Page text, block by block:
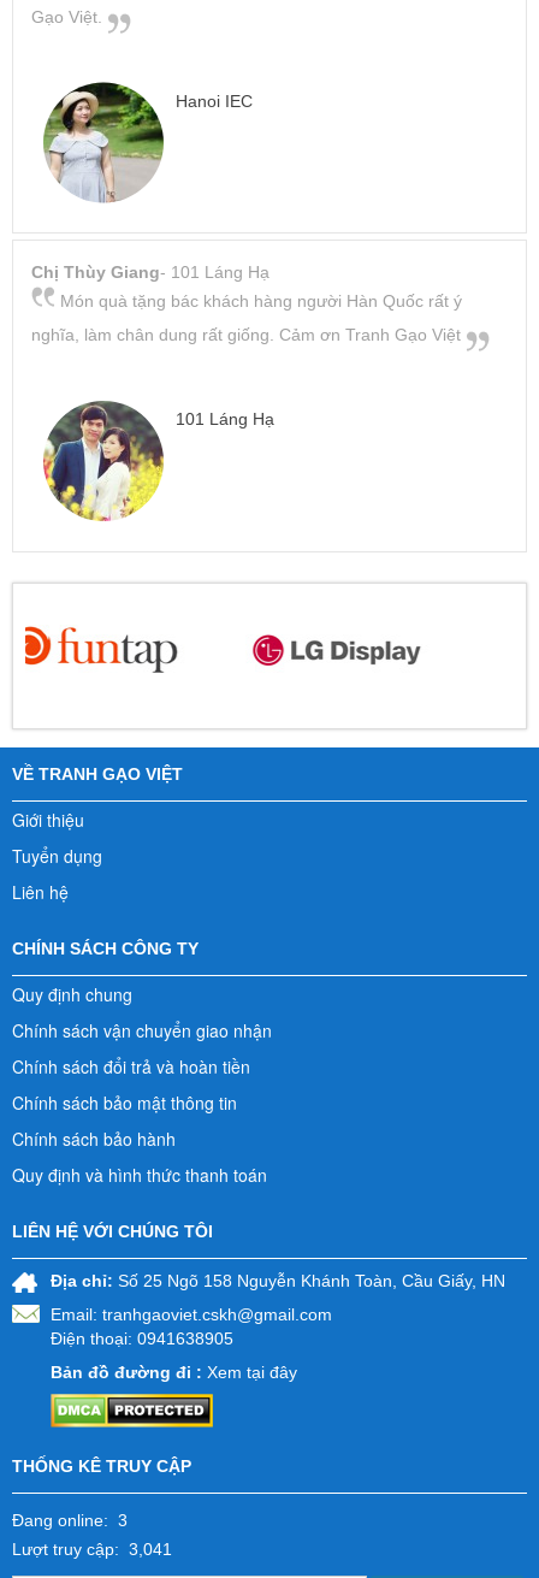
Gạo Việt.
Hanoi IEC
Chị Thùy Giang- 101 Láng Hạ
Món quà tặng bác khách hàng người Hàn Quốc rất ý
nghĩa, làm chân dung rất giống. Cảm ơn Tranh Gạo Việt
101 Láng Hạ
VỀ TRANH GẠO VIỆT
Giới thiệu
Tuyển dụng
Liên hệ
CHÍNH SÁCH CÔNG TY
Quy định chung
Chính sách vận chuyển giao nhận
Chính sách đổi trả và hoàn tiền
Chính sách bảo mật thông tin
Chính sách bảo hành
Quy định và hình thức thanh toán
LIÊN HỆ VỚI CHÚNG TÔI
Địa chỉ: Số 25 Ngõ 158 Nguyễn Khánh Toàn, Cầu Giấy, HN
Email: tranhgaoviet.cskh@gmail.com
Điện thoại: 0941638905
Bản đồ đường đi : Xem tại đây
THỐNG KÊ TRUY CẬP
Đang online: 3
Lượt truy cập: 3,041